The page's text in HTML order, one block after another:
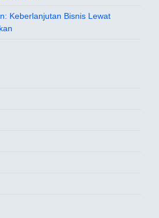
Keberlanjutan Bisnis Lewat